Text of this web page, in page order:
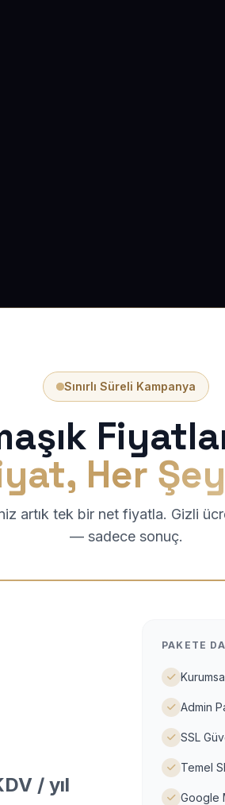
Sınırlı Süreli Kampanya
Her
artık tek bir net fiyatla. Gizli
— sadece sonuç.
/ yıl
PAKETE
Admin
SSL
Temel
Google